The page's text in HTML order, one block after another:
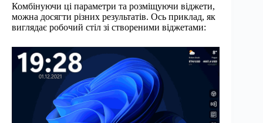
Комбінуючи ці параметри та розміщуючи віджети,
можна досягти різних результатів. Ось приклад, як
виглядає робочий стіл зі створеними віджетами: